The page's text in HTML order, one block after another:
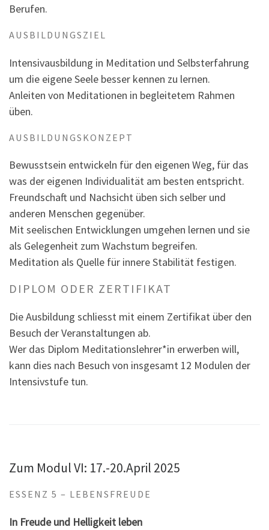
Berufen.
AUSBILDUNGSZIEL
Intensivausbildung in Meditation und Selbsterfahrung
um die eigene Seele besser kennen zu lernen.
Anleiten von Meditationen in begleitetem Rahmen
üben.
AUSBILDUNGSKONZEPT
Bewusstsein entwickeln für den eigenen Weg, für das
was der eigenen Individualität am besten entspricht.
Freundschaft und Nachsicht üben sich selber und
anderen Menschen gegenüber.
Mit seelischen Entwicklungen umgehen lernen und sie
als Gelegenheit zum Wachstum begreifen.
Meditation als Quelle für innere Stabilität festigen.
DIPLOM ODER ZERTIFIKAT
Die Ausbildung schliesst mit einem Zertifikat über den
Besuch der Veranstaltungen ab.
Wer das Diplom Meditationslehrer*in erwerben will,
kann dies nach Besuch von insgesamt 12 Modulen der
Intensivstufe tun.
Zum Modul VI: 17.-20.April 2025
ESSENZ 5 – LEBENSFREUDE
In Freude und Helligkeit leben